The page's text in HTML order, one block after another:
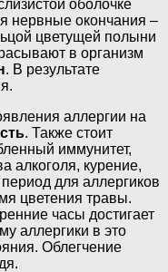
оболочке
нервные окончания –
цветущей полыни
в организм
. В результате
аллергии на
. Также стоит
иммунитет,
алкоголя, курение,
для аллергиков
цветения травы.
часы достигает
аллергики в это
Облегчение